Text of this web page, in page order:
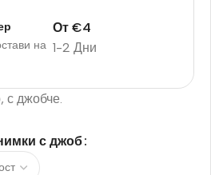
на 1-2 Дни
От€4
с джобче.
с джоб